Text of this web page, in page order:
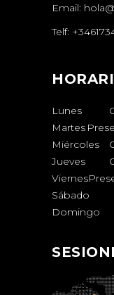
Email:
Telf:
Lunes
Martes
Miércoles
Jueves
Viernes
Sábado
Domingo